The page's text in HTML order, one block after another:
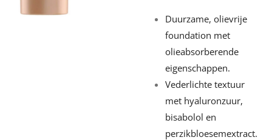
Duurzame, olievrije
foundation met
olieabsorberende
eigenschappen.
Vederlichte textuur
met hyaluronzuur,
bisabolol en
perzikbloesemextract.